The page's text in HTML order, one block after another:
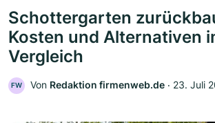
Schottergarten
Kosten und Alternativen
Vergleich
FW Von Redaktion firmenweb.de ‧ 23. Juli